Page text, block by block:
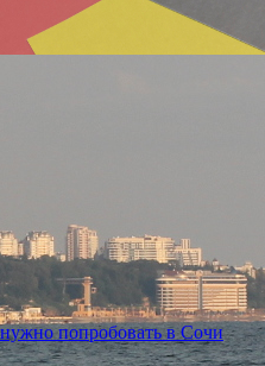
попробовать в Сочи